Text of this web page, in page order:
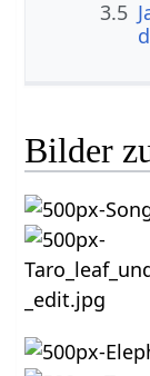
3.5
Bilder